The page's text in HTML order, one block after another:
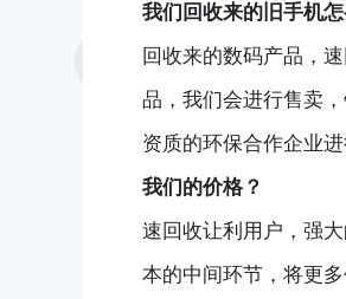
我们回收来的旧手机
回收来的数码产品，
品，我们会进行售卖
资质的环保合作企业
我们的价格？
速回收让利用户，强
本的中间环节，将更